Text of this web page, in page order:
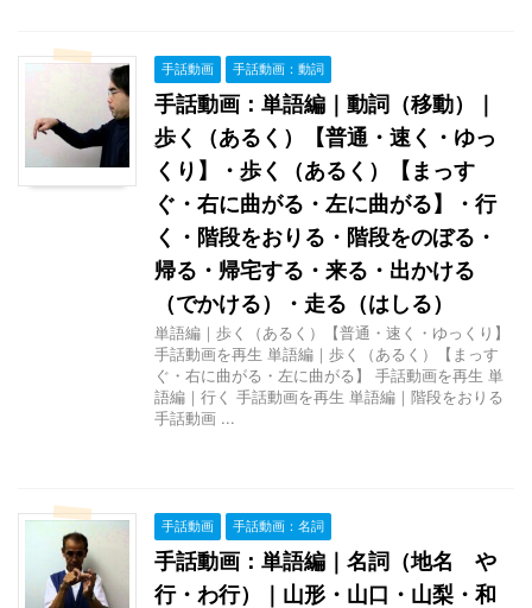
手話動画 手話動画：動詞
手話動画：単語編｜動詞（移動）｜
歩く（あるく）【普通・速く・ゆっ
くり】・歩く（あるく）【まっす
ぐ・右に曲がる・左に曲がる】・行
く・階段をおりる・階段をのぼる・
帰る・帰宅する・来る・出かける
（でかける）・走る（はしる）
単語編｜歩く（あるく）【普通・速く・ゆっくり】
手話動画を再生 単語編｜歩く（あるく）【まっす
ぐ・右に曲がる・左に曲がる】 手話動画を再生 単
語編｜行く 手話動画を再生 単語編｜階段をおりる
手話動画 ...
手話動画 手話動画：名詞
手話動画：単語編｜名詞（地名 や
行・わ行）｜山形・山口・山梨・和